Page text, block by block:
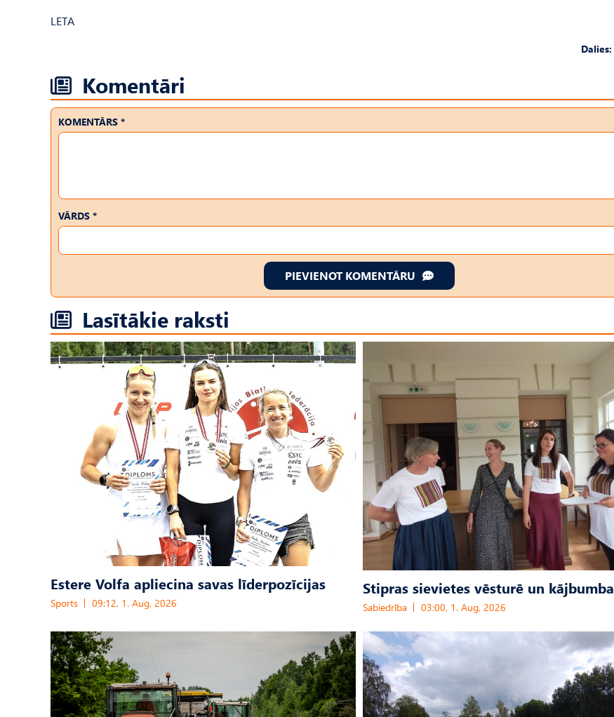
LETA
Dalies:
Komentāri
KOMENTĀRS *
VĀRDS *
PIEVIENOT KOMENTĀRU
Lasītākie raksti
Estere Volfa apliecina savas līderpozīcijas
Sports 09:12, 1. Aug, 2026
Stipras sievietes vēsturē un kājbumba
Sabiedrība 03:00, 1. Aug, 2026